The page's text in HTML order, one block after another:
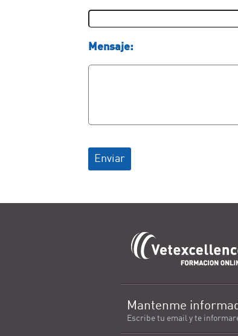
Mensaje:
Enviar
Mantenme
Escribe tu email y te